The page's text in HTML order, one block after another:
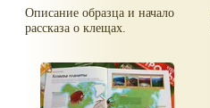
Описание образца и начало
рассказа о клещах.